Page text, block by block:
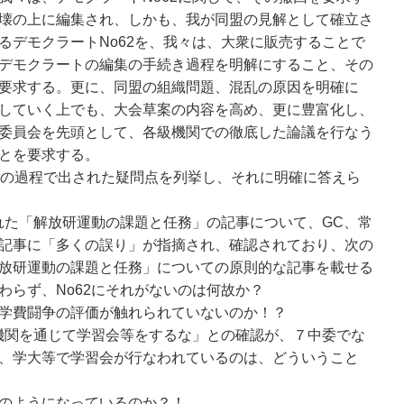
の上に編集され、しかも、我が同盟の見解として確立さ
デモクラートNo62を、我々は、大衆に販売することで
モクラートの編集の手続き過程を明解にすること、その
求する。更に、同盟の組織問題、混乱の原因を明確に
ていく上でも、大会草案の内容を高め、更に豊富化し、
員会を先頭として、各級機関での徹底した論議を行なう
を要求する。
程で出された疑問点を列挙し、それに明確に答えら
「解放研運動の課題と任務」の記事について、GC、常
事に「多くの誤り」が指摘され、確認されており、次の
研運動の課題と任務」についての原則的な記事を載せる
らず、No62にそれがないのは何故か？
闘争の評価が触れられていないのか！？
を通じて学習会等をするな」との確認が、７中委でな
学大等で学習会が行なわれているのは、どういうこと